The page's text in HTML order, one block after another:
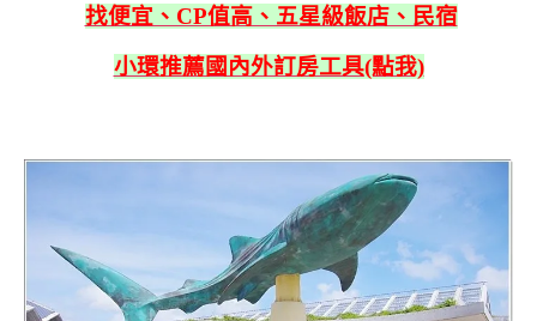
找便宜、CP值高、五星級飯店、民宿
小環推薦國內外訂房工具(點我)